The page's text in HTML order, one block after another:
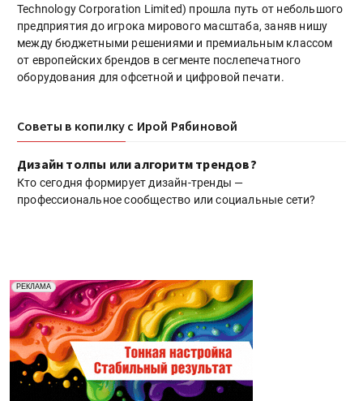
Technology Corporation Limited) прошла путь от небольшого
предприятия до игрока мирового масштаба, заняв нишу
между бюджетными решениями и премиальным классом
от европейских брендов в сегменте послепечатного
оборудования для офсетной и цифровой печати.
Советы в копилку с Ирой Рябиновой
Дизайн толпы или алгоритм трендов?
Кто сегодня формирует дизайн-тренды —
профессиональное сообщество или социальные сети?
РЕКЛАМА
Реклама. Рекламодатель ООО "Передовые Системы
Печати" erid: 2SDnjd2d4Qz